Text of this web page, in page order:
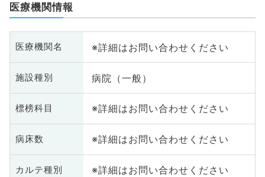
医療機関情報
医療機関名 ※詳細はお問い合わせください
施設種別 病院（一般）
標榜科目 ※詳細はお問い合わせください
病床数 ※詳細はお問い合わせください
カルテ種別 ※詳細はお問い合わせください